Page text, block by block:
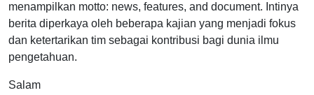
menampilkan motto: news, features, and document. Intinya
berita diperkaya oleh beberapa kajian yang menjadi fokus
dan ketertarikan tim sebagai kontribusi bagi dunia ilmu
pengetahuan.
Salam